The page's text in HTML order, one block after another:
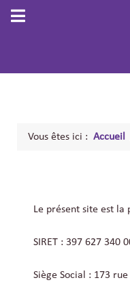
Vous êtes ici : Accueil
Le présent site est la
SIRET : 397 627 340
Siège Social : 173